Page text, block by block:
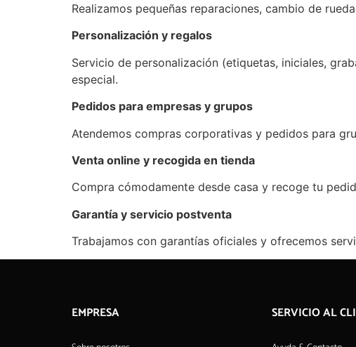
Realizamos pequeñas reparaciones, cambio de
Personalización y regalos
Servicio de personalización (etiquetas, iniciales,
especial.
Pedidos para empresas y grupos
Atendemos compras corporativas y pedidos para
Venta online y recogida en tienda
Compra cómodamente desde casa y recoge tu
Garantía y servicio postventa
Trabajamos con garantías oficiales y ofrecemos
EMPRESA SERVICIO AL